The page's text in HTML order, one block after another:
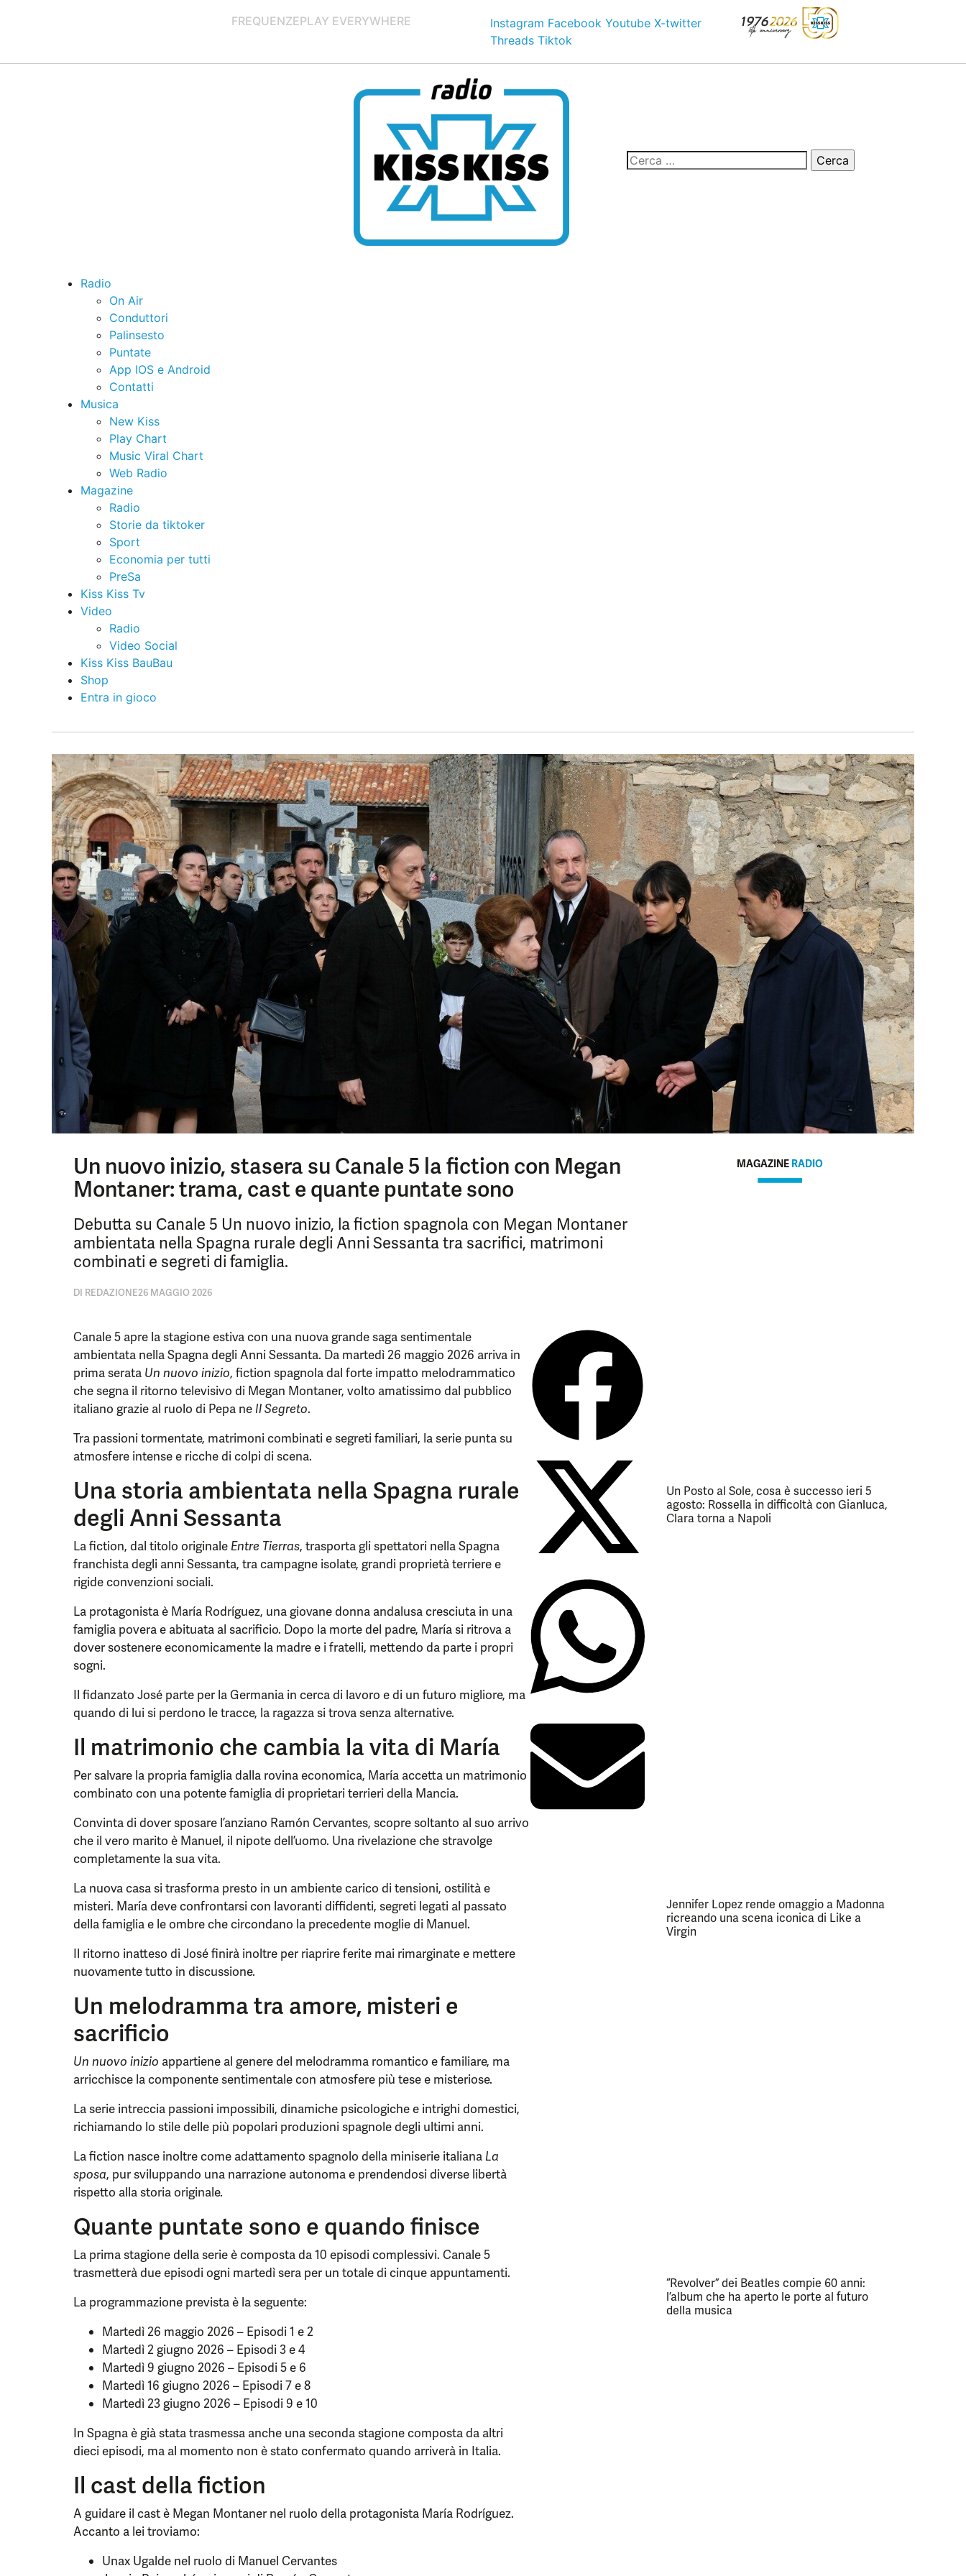
FREQUENZEPLAY EVERYWHERE Instagram Facebook Youtube X-twitter
Threads Tiktok
Radio
On Air
Conduttori
Palinsesto
Puntate
App IOS e Android
Contatti
Musica
New Kiss
Play Chart
Music Viral Chart
Web Radio
Magazine
Radio
Storie da tiktoker
Sport
Economia per tutti
PreSa
Kiss Kiss Tv
Video
Radio
Video Social
Kiss Kiss BauBau
Shop
Entra in gioco
Un nuovo inizio, stasera su Canale 5 la fiction con Megan
Montaner: trama, cast e quante puntate sono
Debutta su Canale 5 Un nuovo inizio, la fiction spagnola con Megan Montaner
ambientata nella Spagna rurale degli Anni Sessanta tra sacrifici, matrimoni
combinati e segreti di famiglia.
DI REDAZIONE26 MAGGIO 2026
Canale 5 apre la stagione estiva con una nuova grande saga sentimentale
ambientata nella Spagna degli Anni Sessanta. Da martedì 26 maggio 2026 arriva in
prima serata Un nuovo inizio, fiction spagnola dal forte impatto melodrammatico
che segna il ritorno televisivo di Megan Montaner, volto amatissimo dal pubblico
italiano grazie al ruolo di Pepa ne Il Segreto.
Tra passioni tormentate, matrimoni combinati e segreti familiari, la serie punta su
atmosfere intense e ricche di colpi di scena.
Una storia ambientata nella Spagna rurale
degli Anni Sessanta
La fiction, dal titolo originale Entre Tierras, trasporta gli spettatori nella Spagna
franchista degli anni Sessanta, tra campagne isolate, grandi proprietà terriere e
rigide convenzioni sociali.
La protagonista è María Rodríguez, una giovane donna andalusa cresciuta in una
famiglia povera e abituata al sacrificio. Dopo la morte del padre, María si ritrova a
dover sostenere economicamente la madre e i fratelli, mettendo da parte i propri
sogni.
Il fidanzato José parte per la Germania in cerca di lavoro e di un futuro migliore, ma
quando di lui si perdono le tracce, la ragazza si trova senza alternative.
Il matrimonio che cambia la vita di María
Per salvare la propria famiglia dalla rovina economica, María accetta un matrimonio
combinato con una potente famiglia di proprietari terrieri della Mancia.
Convinta di dover sposare l’anziano Ramón Cervantes, scopre soltanto al suo arrivo
che il vero marito è Manuel, il nipote dell’uomo. Una rivelazione che stravolge
completamente la sua vita.
La nuova casa si trasforma presto in un ambiente carico di tensioni, ostilità e
misteri. María deve confrontarsi con lavoranti diffidenti, segreti legati al passato
della famiglia e le ombre che circondano la precedente moglie di Manuel.
Il ritorno inatteso di José finirà inoltre per riaprire ferite mai rimarginate e mettere
nuovamente tutto in discussione.
Un melodramma tra amore, misteri e
sacrificio
Un nuovo inizio appartiene al genere del melodramma romantico e familiare, ma
arricchisce la componente sentimentale con atmosfere più tese e misteriose.
La serie intreccia passioni impossibili, dinamiche psicologiche e intrighi domestici,
richiamando lo stile delle più popolari produzioni spagnole degli ultimi anni.
La fiction nasce inoltre come adattamento spagnolo della miniserie italiana La
sposa, pur sviluppando una narrazione autonoma e prendendosi diverse libertà
rispetto alla storia originale.
Quante puntate sono e quando finisce
La prima stagione della serie è composta da 10 episodi complessivi. Canale 5
trasmetterà due episodi ogni martedì sera per un totale di cinque appuntamenti.
La programmazione prevista è la seguente:
Martedì 26 maggio 2026 – Episodi 1 e 2
Martedì 2 giugno 2026 – Episodi 3 e 4
Martedì 9 giugno 2026 – Episodi 5 e 6
Martedì 16 giugno 2026 – Episodi 7 e 8
Martedì 23 giugno 2026 – Episodi 9 e 10
In Spagna è già stata trasmessa anche una seconda stagione composta da altri
dieci episodi, ma al momento non è stato confermato quando arriverà in Italia.
Il cast della fiction
A guidare il cast è Megan Montaner nel ruolo della protagonista María Rodríguez.
Accanto a lei troviamo:
Unax Ugalde nel ruolo di Manuel Cervantes
MAGAZINE RADIO
Un Posto al Sole, cosa è successo ieri 5
agosto: Rossella in difficoltà con Gianluca,
Clara torna a Napoli
Jennifer Lopez rende omaggio a Madonna
ricreando una scena iconica di Like a
Virgin
“Revolver” dei Beatles compie 60 anni:
l’album che ha aperto le porte al futuro
della musica